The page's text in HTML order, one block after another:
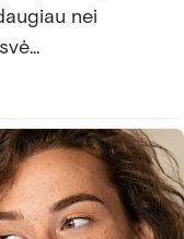
nei